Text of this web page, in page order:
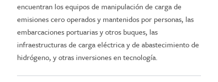
encuentran los equipos de manipulación de carga de
emisiones cero operados y mantenidos por personas, las
embarcaciones portuarias y otros buques, las
infraestructuras de carga eléctrica y de abastecimiento de
hidrógeno, y otras inversiones en tecnología.